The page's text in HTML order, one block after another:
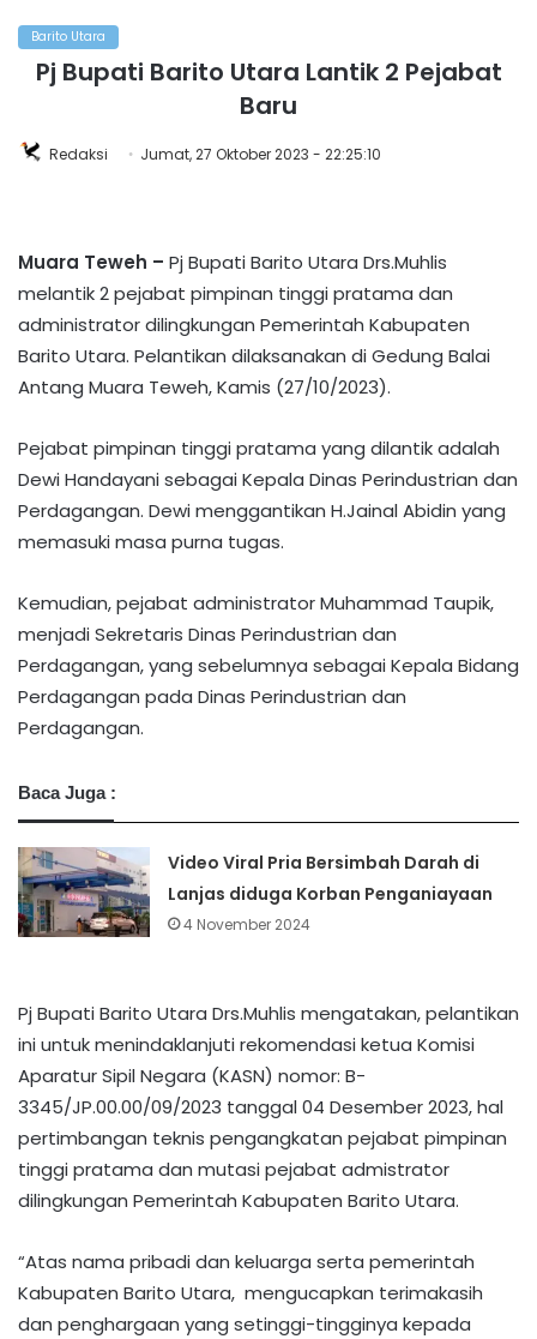
Barito Utara
Pj Bupati Barito Utara Lantik 2 Pejabat
Baru
Redaksi Jumat, 27 Oktober 2023 - 22:25:10
Muara Teweh – Pj Bupati Barito Utara Drs.Muhlis
melantik 2 pejabat pimpinan tinggi pratama dan
administrator dilingkungan Pemerintah Kabupaten
Barito Utara. Pelantikan dilaksanakan di Gedung Balai
Antang Muara Teweh, Kamis (27/10/2023).
Pejabat pimpinan tinggi pratama yang dilantik adalah
Dewi Handayani sebagai Kepala Dinas Perindustrian dan
Perdagangan. Dewi menggantikan H.Jainal Abidin yang
memasuki masa purna tugas.
Kemudian, pejabat administrator Muhammad Taupik,
menjadi Sekretaris Dinas Perindustrian dan
Perdagangan, yang sebelumnya sebagai Kepala Bidang
Perdagangan pada Dinas Perindustrian dan
Perdagangan.
Baca Juga :
Video Viral Pria Bersimbah Darah di
Lanjas diduga Korban Penganiayaan
4 November 2024
Pj Bupati Barito Utara Drs.Muhlis mengatakan, pelantikan
ini untuk menindaklanjuti rekomendasi ketua Komisi
Aparatur Sipil Negara (KASN) nomor: B-
3345/JP.00.00/09/2023 tanggal 04 Desember 2023, hal
pertimbangan teknis pengangkatan pejabat pimpinan
tinggi pratama dan mutasi pejabat admistrator
dilingkungan Pemerintah Kabupaten Barito Utara.
“Atas nama pribadi dan keluarga serta pemerintah
Kabupaten Barito Utara, mengucapkan terimakasih
dan penghargaan yang setinggi-tingginya kepada